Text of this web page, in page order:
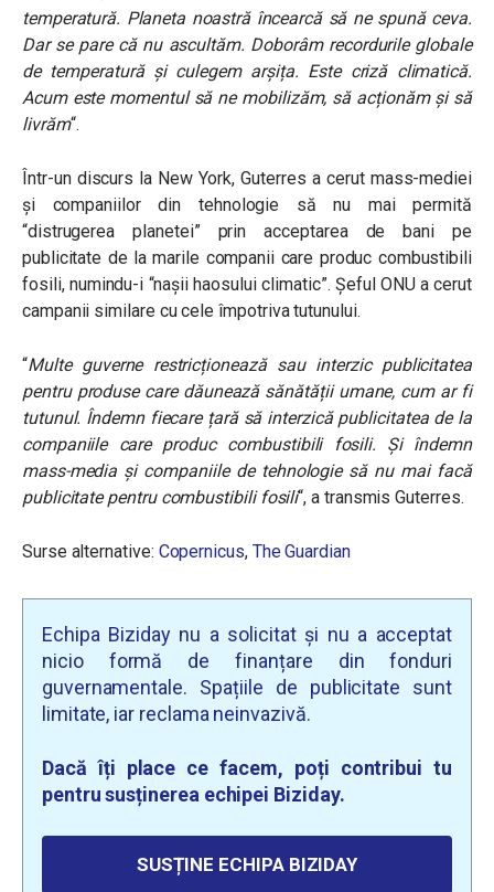
temperatură. Planeta noastră încearcă să ne spună ceva.
Dar se pare că nu ascultăm. Doborâm recordurile globale
de temperatură și culegem arșița. Este criză climatică.
Acum este momentul să ne mobilizăm, să acționăm și să
livrăm“.
Într-un discurs la New York, Guterres a cerut mass-mediei
și companiilor din tehnologie să nu mai permită
“distrugerea planetei” prin acceptarea de bani pe
publicitate de la marile companii care produc combustibili
fosili, numindu-i “nașii haosului climatic”. Șeful ONU a cerut
campanii similare cu cele împotriva tutunului.
“Multe guverne restricționează sau interzic publicitatea
pentru produse care dăunează sănătății umane, cum ar fi
tutunul. Îndemn fiecare țară să interzică publicitatea de la
companiile care produc combustibili fosili. Și îndemn
mass-media și companiile de tehnologie să nu mai facă
publicitate pentru combustibili fosili“, a transmis Guterres.
Surse alternative: Copernicus, The Guardian
Echipa Biziday nu a solicitat și nu a acceptat
nicio formă de finanțare din fonduri
guvernamentale. Spațiile de publicitate sunt
limitate, iar reclama neinvazivă.
Dacă îți place ce facem, poți contribui tu
pentru susținerea echipei Biziday.
SUSȚINE ECHIPA BIZIDAY